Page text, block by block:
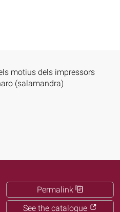
motius dels impressors
(salamandra)
Permalink
See the catalogue